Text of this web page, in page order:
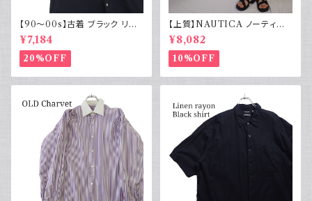
【90～00s】古着 ブラック リネ
ンコットンシャツ 黒 ボックスシ
ルエット
¥7,184
20%OFF
【上質】NAUTICA ノーティカ
コットンリネンパンツ ツータック
¥8,082
10%OFF